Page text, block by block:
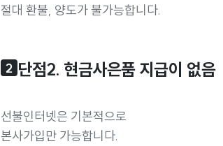
절대 환불, 양도가 불가능합니다.
2 단점2. 현금사은품 지급이 없음
선불인터넷은 기본적으로
본사가입만 가능합니다.